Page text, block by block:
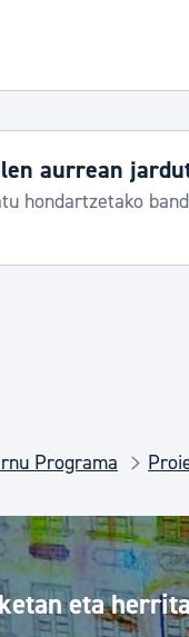
eta kontsumoa
aurrean
hondartzetako
Programa
eta